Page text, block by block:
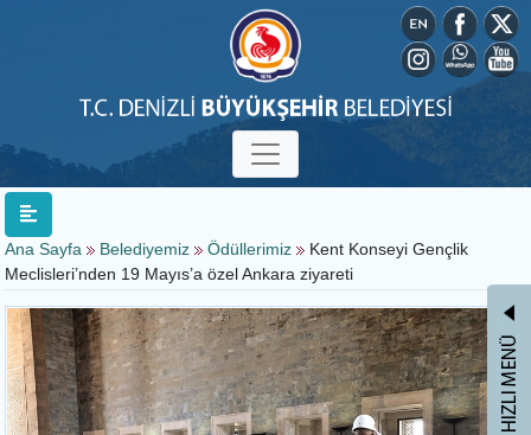
Ana Sayfa Belediyemiz Ödüllerimiz
Kent Konseyi Gençlik
Meclisleri’nden 19 Mayıs’a özel Ankara ziyareti